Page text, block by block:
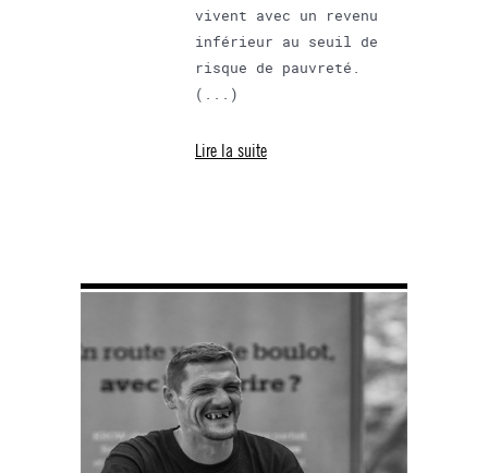
vivent avec un revenu
inférieur au seuil de
risque de pauvreté.
(...)
Lire la suite